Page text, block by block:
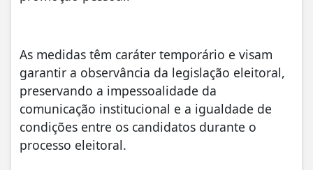
As medidas têm caráter temporário e visam
garantir a observância da legislação eleitoral,
preservando a impessoalidade da
comunicação institucional e a igualdade de
condições entre os candidatos durante o
processo eleitoral.